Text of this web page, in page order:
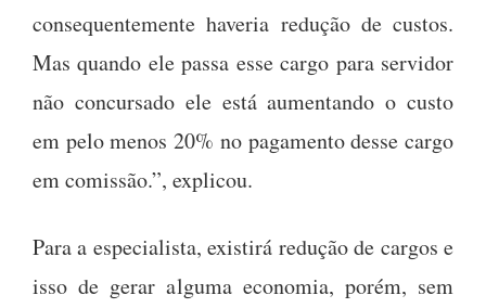
consequentemente haveria redução de custos.
Mas quando ele passa esse cargo para servidor
não concursado ele está aumentando o custo
em pelo menos 20% no pagamento desse cargo
em comissão.”, explicou.
Para a especialista, existirá redução de cargos e
isso de gerar alguma economia, porém, sem